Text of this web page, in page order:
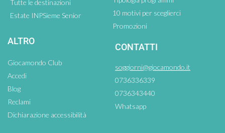
Tutte le destinazioni
Estate INPSieme Senior
10 motivi per sceglierci
Promozioni
ALTRO
Giocamondo Club
Accedi
Blog
Reclami
Dichiarazione accessibilità
CONTATTI
soggiorni@giocamondo.it
0736336339
0736343440
Whatsapp